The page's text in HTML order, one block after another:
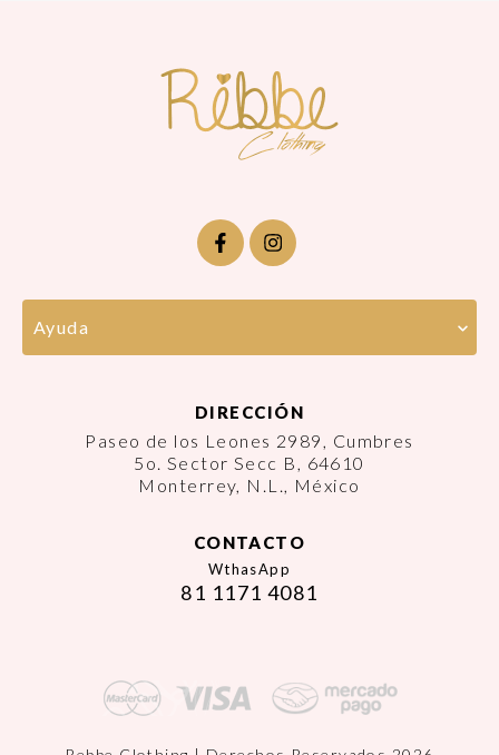
Ayuda
DIRECCIÓN
Paseo de los Leones 2989, Cumbres
5o. Sector Secc B, 64610
Monterrey, N.L., México
CONTACTO
WthasApp
81 1171 4081